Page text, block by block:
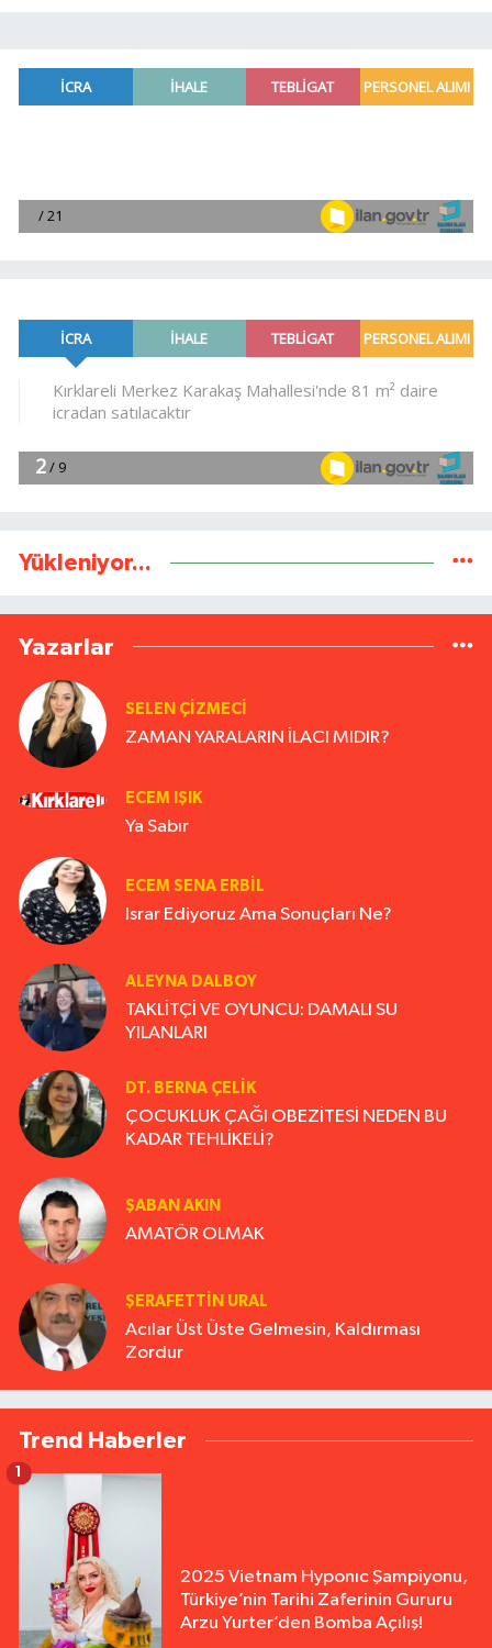
Yükleniyor...
Yazarlar
SELEN ÇİZMECİ
ZAMAN YARALARIN İLACI MIDIR?
ECEM IŞIK
Ya Sabır
ECEM SENA ERBIL
Israr Ediyoruz Ama Sonuçları Ne?
ALEYNA DALBOY
TAKLİTÇİ VE OYUNCU: DAMALI SU
YILANLARI
DT. BERNA ÇELIK
ÇOCUKLUK ÇAĞI OBEZİTESİ NEDEN BU
KADAR TEHLİKELİ?
ŞABAN AKIN
AMATÖR OLMAK
ŞERAFETTIN URAL
Acılar Üst Üste Gelmesin, Kaldırması
Zordur
Trend Haberler
2025 Vietnam Hyponıc Şampiyonu,
Türkiye’nin Tarihi Zaferinin Gururu
Arzu Yurter’den Bomba Açılış!
1